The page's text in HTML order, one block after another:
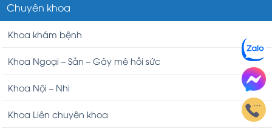
Chuyên khoa
Khoa khám bệnh
Khoa Ngoại – Sản – Gây mê hồi sức
Khoa Nội – Nhi
Khoa Liên chuyên khoa